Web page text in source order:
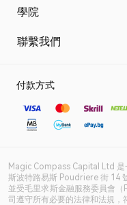
學院
聯繫我們
付款方式
Magic Compass Capital Ltd 是
斯波特路易斯 Poudriere 街 14
並受毛里求斯金融服務委員會
司遵守所有必要的法律和法規，